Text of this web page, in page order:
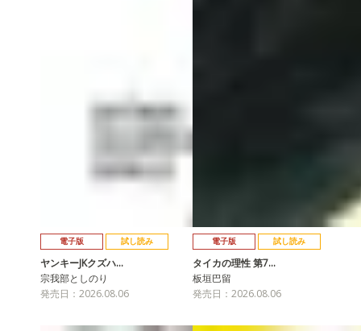
電子版 試し読み
ヤンキーJKクズハ…
宗我部としのり
発売日：2026.08.06
電子版 試し読み
タイカの理性 第7…
板垣巴留
発売日：2026.08.06